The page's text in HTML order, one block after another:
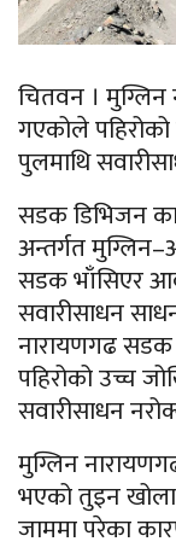
चितवन ।
गएकोले
पुलमाथि
सडक डिभिजन
अन्तर्गत
सडक भाँसिएर
सवारीसाधन
नारायणगढ
पहिरोको उच्च
सवारीसाधन
मुग्लिन
भएको तुइन
जाममा परेका